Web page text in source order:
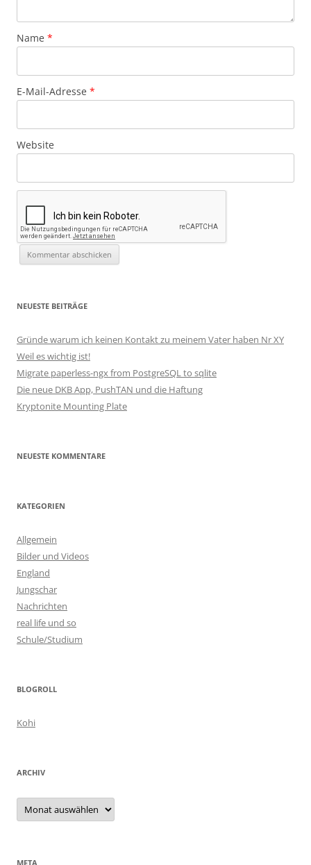
Name *
E-Mail-Adresse *
Website
NEUESTE BEITRÄGE
Gründe warum ich keinen Kontakt zu meinem Vater haben Nr XY
Weil es wichtig ist!
Migrate paperless-ngx from PostgreSQL to sqlite
Die neue DKB App, PushTAN und die Haftung
Kryptonite Mounting Plate
NEUESTE KOMMENTARE
KATEGORIEN
Allgemein
Bilder und Videos
England
Jungschar
Nachrichten
real life und so
Schule/Studium
BLOGROLL
Kohi
ARCHIV
Archiv
META